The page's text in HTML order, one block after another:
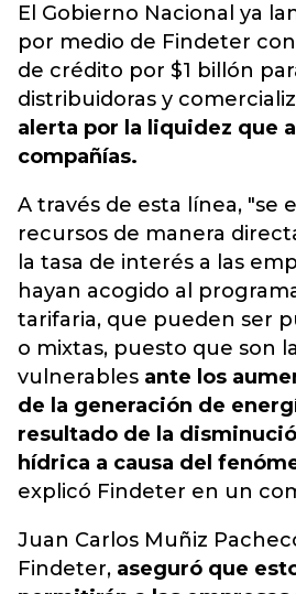
El Gobierno Nacional ya
por medio de Findeter
de crédito por $1 billón
distribuidoras y
alerta por la liquidez que
compañías.
A través de esta línea, "se
recursos de manera
la tasa de interés a las
hayan acogido al
tarifaria, que pueden ser
o mixtas, puesto que son
vulnerables ante los
de la generación de
resultado de la
hídrica a causa del
explicó Findeter en un
Juan Carlos Muñiz
Findeter, aseguró que